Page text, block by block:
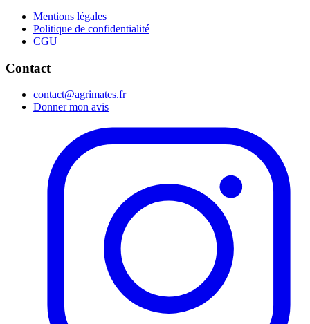
Mentions légales
Politique de confidentialité
CGU
Contact
contact@agrimates.fr
Donner mon avis